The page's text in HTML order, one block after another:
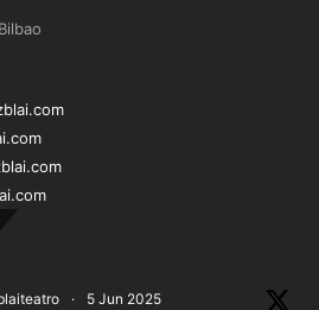
· 5 Jun 2025